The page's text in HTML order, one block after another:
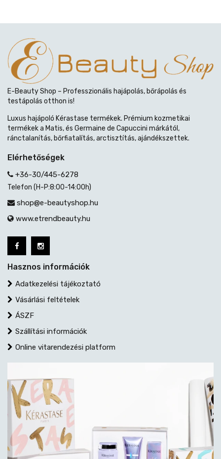
E-Beauty Shop – Professzionális hajápolás, bőrápolás és
testápolás otthon is!
Luxus hajápoló Kérastase termékek. Prémium kozmetikai
termékek a Matis, és Germaine de Capuccini márkától,
ránctalanítás, bőrfiatalítás, arctisztítás, ajándékszettek.
Elérhetőségek
+36-30/445-6278
Telefon (H-P:8:00-14:00h)
shop@e-beautyshop.hu
www.etrendbeauty.hu
Hasznos információk
Adatkezelési tájékoztató
Vásárlási feltételek
ÁSZF
Szállítási információk
Online vitarendezési platform